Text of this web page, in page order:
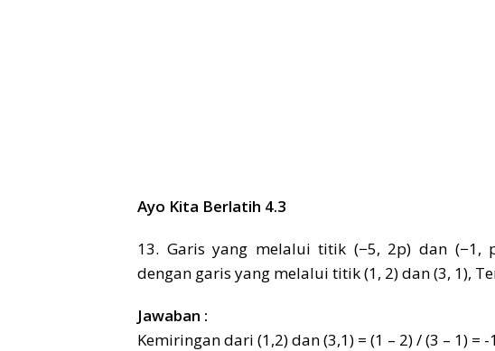
Ayo Kita Berlatih 4.3
13. Garis yang melalui titik (−5, 2p) dan (−1,
dengan garis yang melalui titik (1, 2) dan (3, 1),
Jawaban :
Kemiringan dari (1,2) dan (3,1) = (1 – 2) / (3 – 1) = -